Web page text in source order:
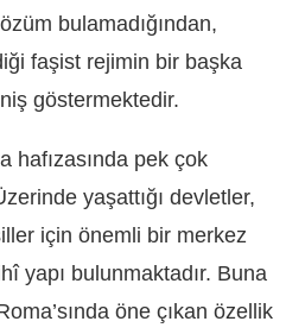
bulamadığından,
faşist rejimin bir başka
göstermektedir.
hafızasında pek çok
yaşattığı devletler,
için önemli bir merkez
yapı bulunmaktadır. Buna
öne çıkan özellik